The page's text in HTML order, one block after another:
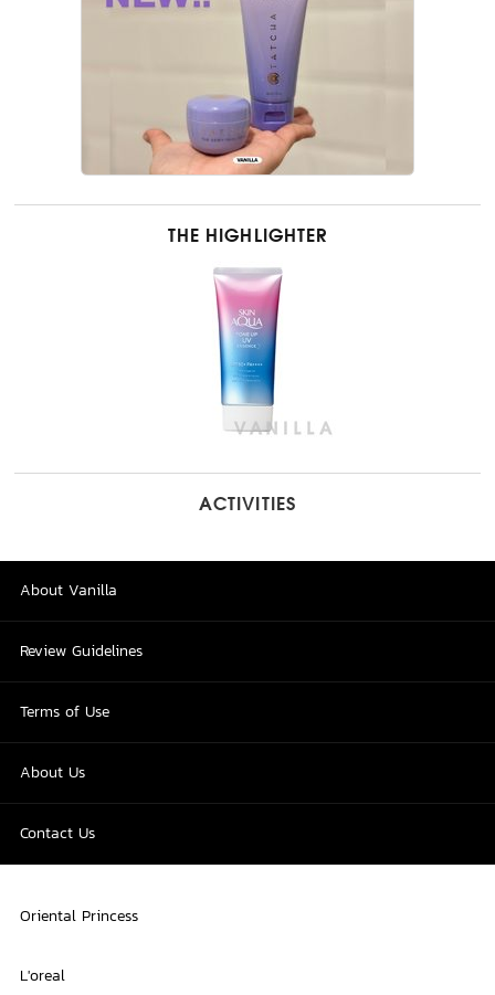
THE HIGHLIGHTER
ACTIVITIES
About Vanilla
Review Guidelines
Terms of Use
About Us
Contact Us
Oriental Princess
L'oreal